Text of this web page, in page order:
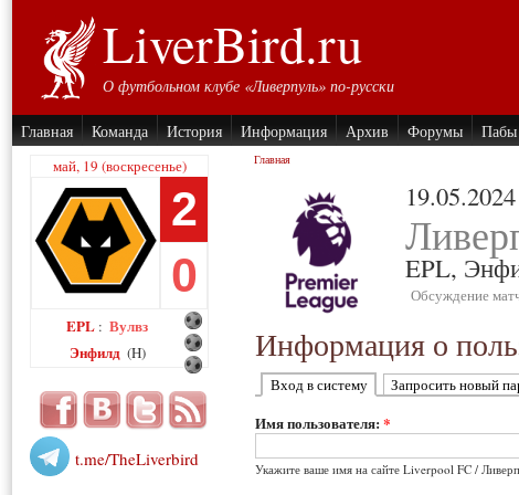
LiverBird.ru
О футбольном клубе «Ливерпуль» по-русски
Главная Команда История Информация Архив Форумы Пабы
май, 19 (воскресенье)
2
0
EPL : Вулвз
Энфилд (H)
t.me/TheLiverbird
Главная
19.05.2024
EPL,
Обсуждение
Информация о
Вход в систему Запросить новый
Имя пользователя:*
Укажите ваше имя на сайте Liverpool FC /